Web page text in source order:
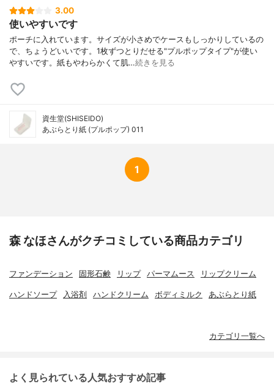
3.00
使いやすいです
ポーチに入れています。サイズが小さめでケースもしっかりしているの
で、ちょうどいいです。1枚ずつとりだせる"プルポップタイプ"が使い
やすいです。紙もやわらかくて肌…続きを見る
資生堂(SHISEIDO)
あぶらとり紙 (プルポップ) 011
1
森 なほさんがクチコミしている商品カテゴリ
ファンデーション 固形石鹸 リップ パーマムース リップクリーム
ハンドソープ 入浴剤 ハンドクリーム ボディミルク あぶらとり紙
カテゴリ一覧へ
よく見られている人気おすすめ記事